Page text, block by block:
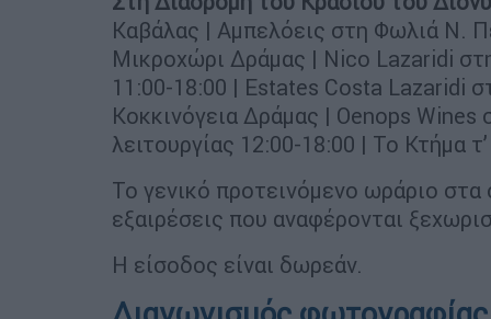
Καβάλας | Αμπελόεις στη Φωλιά Ν.
Μικροχώρι Δράμας | Nico Lazaridi
11:00-18:00 | Estates Costa Lazaridi
Κοκκινόγεια Δράμας | Oenops
λειτουργίας 12:00-18:00 | Το Κτήμα
Το γενικό προτεινόμενο ωράριο στα
εξαιρέσεις που αναφέρονται
Η είσοδος είναι δωρεάν.